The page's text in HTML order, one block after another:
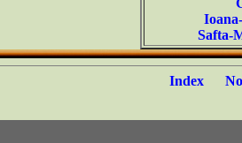
Safta-
Index